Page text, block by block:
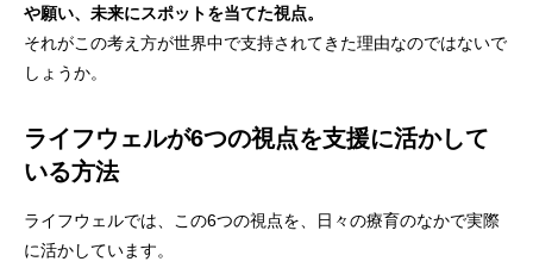
や願い、未来にスポットを当てた視点。
それがこの考え方が世界中で支持されてきた理由なのではないで
しょうか。
ライフウェルが6つの視点を支援に活かして
いる方法
ライフウェルでは、この6つの視点を、日々の療育のなかで実際
に活かしています。